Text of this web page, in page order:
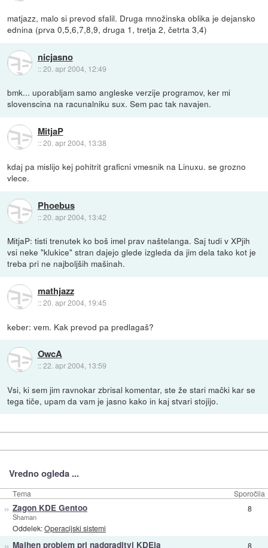
matjazz, malo si prevod sfalil. Druga množinska oblika je dejansko
ednina (prva 0,5,6,7,8,9, druga 1, tretja 2, četrta 3,4)
nicjasno
::20. apr 2004, 12:49
bmk... uporabljam samo angleske verzije programov, ker mi
slovenscina na racunalniku sux. Sem pac tak navajen.
MitjaP
::20. apr 2004, 13:38
kdaj pa mislijo kej pohitrit graficni vmesnik na Linuxu. se grozno
vlece.
Phoebus
::20. apr 2004, 13:42
MitjaP: tisti trenutek ko boš imel prav naštelanga. Saj tudi v XPjih
vsi neke "klukice" stran dajejo glede izgleda da jim dela tako kot je
treba pri ne najboljših mašinah.
mathjazz
::20. apr 2004, 19:45
keber: vem. Kak prevod pa predlagaš?
OwcA
::22. apr 2004, 13:59
Vsi, ki sem jim ravnokar zbrisal komentar, ste že stari mački kar se
tega tiče, upam da vam je jasno kako in kaj stvari stojijo.
Vredno ogleda ...
Tema Sporočila
» Zagon KDE Gentoo
Shaman
Oddelek:Operacijski sistemi
8
Majhen problem pri nadgraditvi KDEja 8